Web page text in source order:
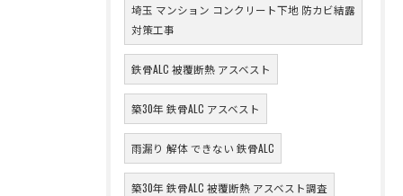
埼玉 マンション コンクリート下地 防カビ結露
対策工事
鉄骨ALC 被覆断熱 アスベスト
築30年 鉄骨ALC アスベスト
雨漏り 解体 できない 鉄骨ALC
築30年 鉄骨ALC 被覆断熱 アスベスト調査